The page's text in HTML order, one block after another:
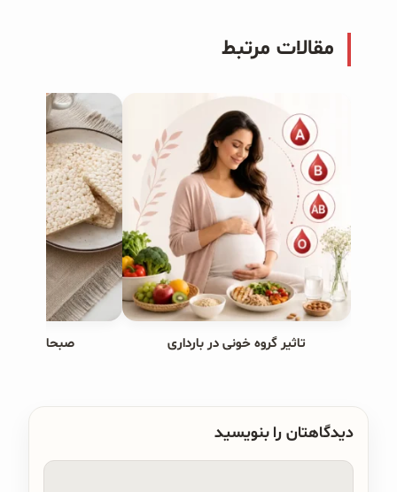
مقالات مرتبط
تاثیر گروه خونی در بارداری صبحانه های
دیدگاهتان را بنویسید